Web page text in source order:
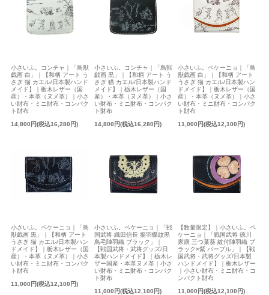
小さいふ。コンチャ｜「鳥獣
戯画 白」｜【和柄 アート う
さぎ 猫 カエル/日本製ハンド
メイド】｜栃木レザー（国
産）・本革（ヌメ革）｜小さ
い財布・ミニ財布・コンパク
ト財布
14,800円(税込16,280円)
小さいふ。コンチャ｜「鳥獣
戯画 黒」｜【和柄 アート う
さぎ 猫 カエル/日本製ハンド
メイド】｜栃木レザー（国
産）・本革（ヌメ革）｜小さ
い財布・ミニ財布・コンパク
ト財布
14,800円(税込16,280円)
小さいふ。ペケーニョ｜「鳥
獣戯画 白」｜【和柄 アート
うさぎ 猫 カエル/日本製ハン
ドメイド】｜栃木レザー（国
産）・本革（ヌメ革）｜小さ
い財布・ミニ財布・コンパク
ト財布
11,000円(税込12,100円)
小さいふ。ペケーニョ｜「鳥
獣戯画 黒」｜【和柄 アート
うさぎ 猫 カエル/日本製ハン
ドメイド】｜栃木レザー（国
産）・本革（ヌメ革）｜小さ
い財布・ミニ財布・コンパク
ト財布
11,000円(税込12,100円)
小さいふ。ペケーニョ｜「戦
国武将 織田信長 揚羽蝶紋黒
鳥毛陣羽織 ブラック」｜
【戦国武将・武将グッズ/日
本製ハンドメイド】｜栃木レ
ザー国産・本革ヌメ革｜小さ
い財布・ミニ財布・コンパク
ト財布
11,000円(税込12,100円)
【数量限定】｜小さいふ。ペ
ケーニョ｜「戦国武将 徳川
家康 三つ葉葵 紋付陣羽織 ブ
ラック×紫 パープル」｜【戦
国武将・武将グッズ/日本製
ハンドメイド】｜栃木レザー
｜小さい財布・ミニ財布・コ
ンパクト財布
11,000円(税込12,100円)